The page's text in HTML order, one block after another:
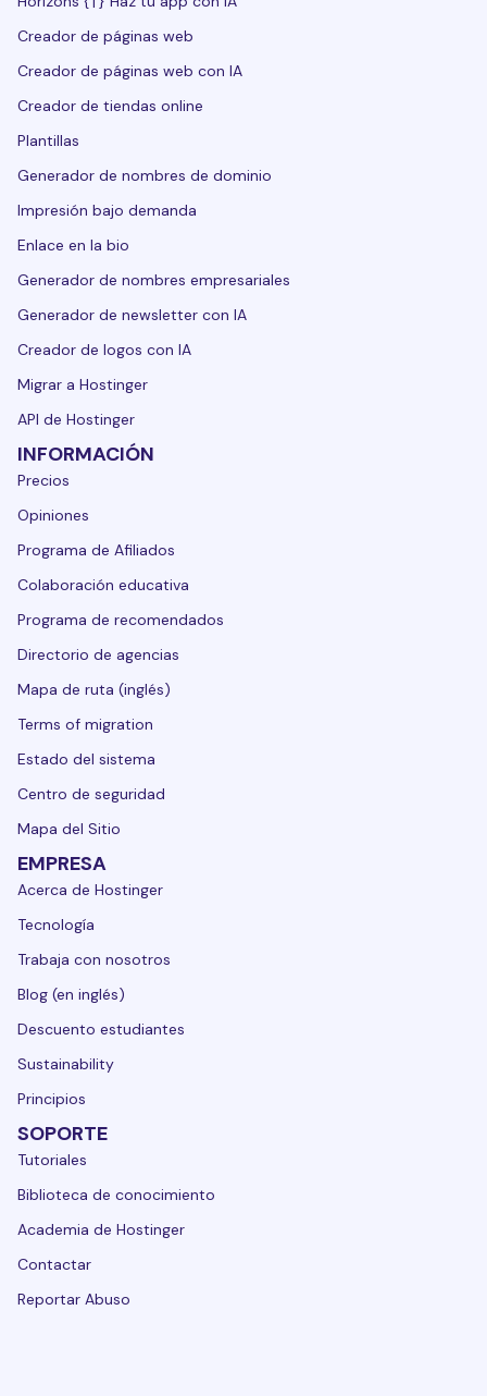
Creador de páginas web
Creador de páginas web con IA
Creador de tiendas online
Plantillas
Generador de nombres de dominio
Impresión bajo demanda
Enlace en la bio
Generador de nombres empresariales
Generador de newsletter con IA
Creador de logos con IA
Migrar a Hostinger
API de Hostinger
INFORMACIÓN
Precios
Opiniones
Programa de Afiliados
Colaboración educativa
Programa de recomendados
Directorio de agencias
Mapa de ruta (inglés)
Terms of migration
Estado del sistema
Centro de seguridad
Mapa del Sitio
EMPRESA
Acerca de Hostinger
Tecnología
Trabaja con nosotros
Blog (en inglés)
Descuento estudiantes
Sustainability
Principios
SOPORTE
Tutoriales
Biblioteca de conocimiento
Academia de Hostinger
Contactar
Reportar Abuso